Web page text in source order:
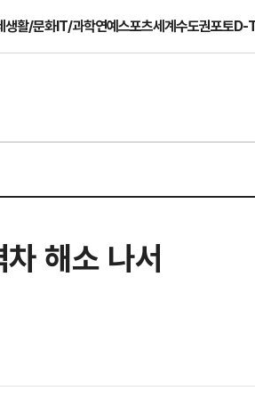
생활/문화IT/과학연예스포츠세계수도권포토D-
해소 나서